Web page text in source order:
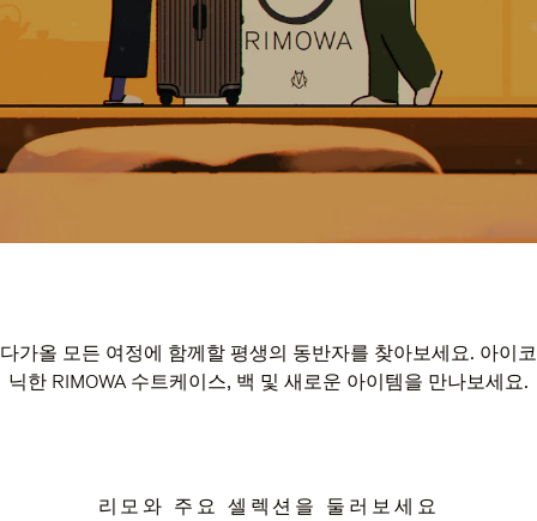
다가올 모든 여정에 함께할 평생의 동반자를 찾아보세요. 아이코
닉한 RIMOWA 수트케이스, 백 및 새로운 아이템을 만나보세요.
리모와 주요 셀렉션을 둘러보세요